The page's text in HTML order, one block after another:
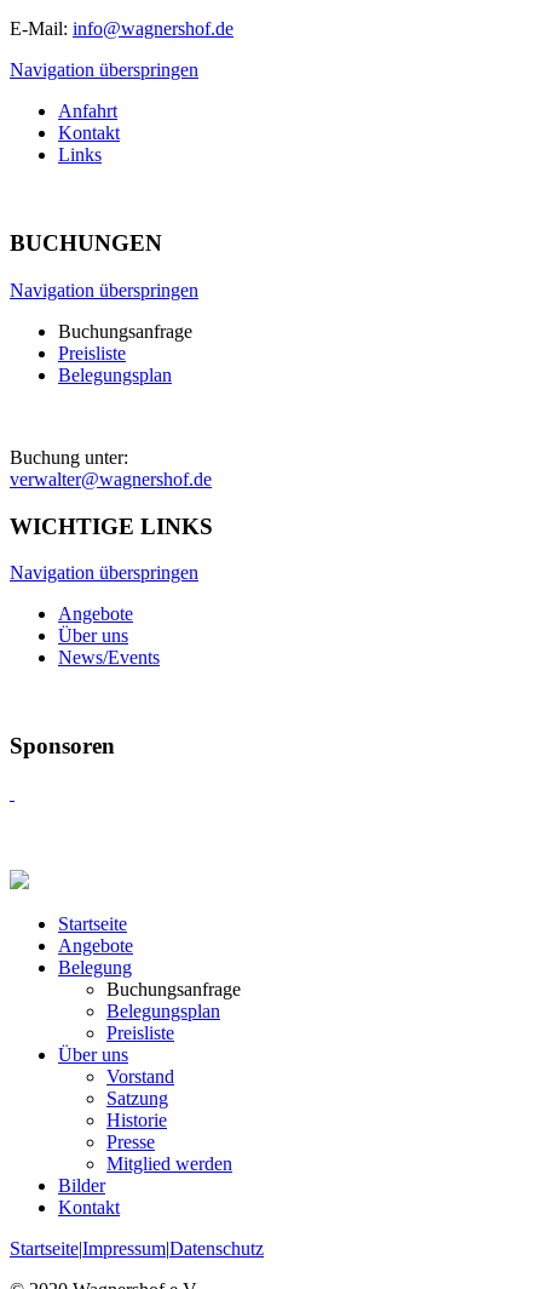
E-Mail: info@wagnershof.de
Navigation überspringen
Anfahrt
Kontakt
Links
BUCHUNGEN
Navigation überspringen
Buchungsanfrage
Preisliste
Belegungsplan
Buchung unter:
verwalter@wagnershof.de
WICHTIGE LINKS
Navigation überspringen
Angebote
Über uns
News/Events
Sponsoren
Startseite
Angebote
Belegung
Buchungsanfrage
Belegungsplan
Preisliste
Über uns
Vorstand
Satzung
Historie
Presse
Mitglied werden
Bilder
Kontakt
Startseite|Impressum|Datenschutz